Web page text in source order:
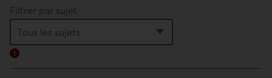
Filtrer par sujet
Erreur :